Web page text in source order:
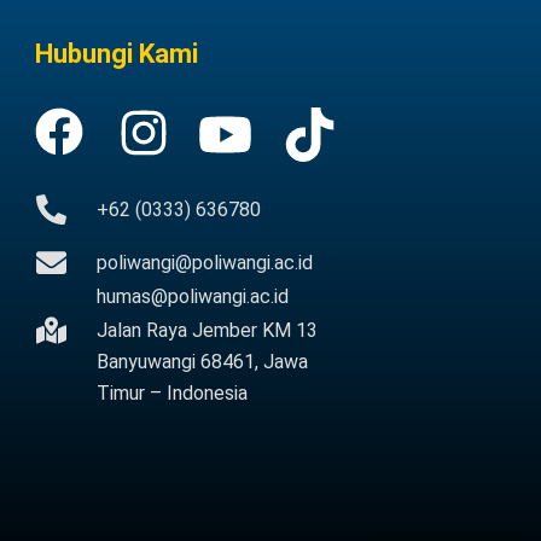
Hubungi Kami
+62 (0333) 636780
poliwangi@poliwangi.ac.id
humas@poliwangi.ac.id
Jalan Raya Jember KM 13
Banyuwangi 68461, Jawa
Timur – Indonesia